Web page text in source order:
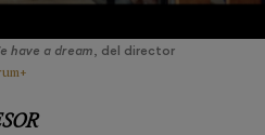
have a dream , del director